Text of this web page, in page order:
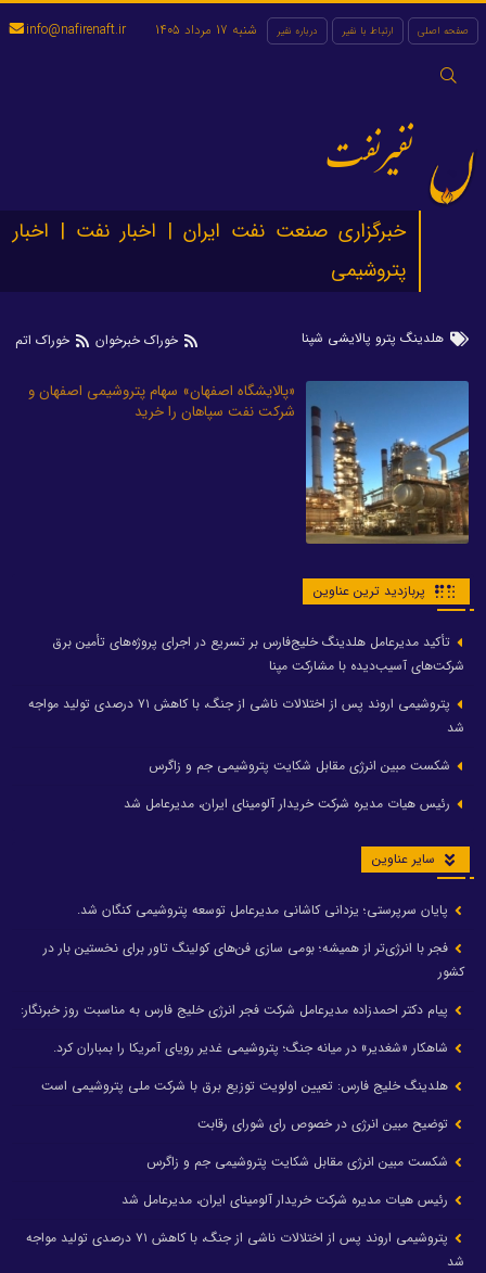
صفحه اصلی ارتباط با نفیر درباره نفیر
جستجو
شنبه 17 مرداد 1405 info@nafirenaft.ir
نفیرنفت
خبرگزاری صنعت نفت ایران | اخبار نفت | اخبار
پتروشیمی
هلدینگ پترو پالایشی شپنا خوراک خبرخوان خوراک اتم
«پالایشگاه اصفهان» سهام پتروشیمی اصفهان و
شرکت نفت سپاهان را خرید
پربازدید ترین عناوین
تأکید مدیرعامل هلدینگ خلیج‌فارس بر تسریع در اجرای پروژه‌های تأمین برق
شرکت‌های آسیب‌دیده با مشارکت مپنا
پتروشیمی اروند پس از اختلالات ناشی از جنگ، با کاهش ۷۱ درصدی تولید مواجه
شد
شکست مبین انرژی مقابل شکایت پتروشیمی جم و زاگرس
رئیس هیات مدیره شرکت خریدار آلومینای ایران، مدیرعامل شد
سایر عناوین
پایان سرپرستی؛ یزدانی کاشانی مدیرعامل توسعه پتروشیمی کنگان شد.
فجر با انرژی‌تر از همیشه؛ بومی سازی فن‌های کولینگ تاور برای نخستین بار در
کشور
پیام دکتر احمدزاده مدیرعامل شرکت فجر انرژی خلیج فارس به مناسبت روز خبرنگار:
شاهکار «شغدیر» در میانه جنگ؛ پتروشیمی غدیر رویای آمریکا را بمباران کرد.
هلدینگ خلیج فارس: تعیین اولویت توزیع برق با شرکت ملی پتروشیمی است
توضیح مبین انرژی در خصوص رای شورای رقابت
شکست مبین انرژی مقابل شکایت پتروشیمی جم و زاگرس
رئیس هیات مدیره شرکت خریدار آلومینای ایران، مدیرعامل شد
پتروشیمی اروند پس از اختلالات ناشی از جنگ، با کاهش ۷۱ درصدی تولید مواجه
شد